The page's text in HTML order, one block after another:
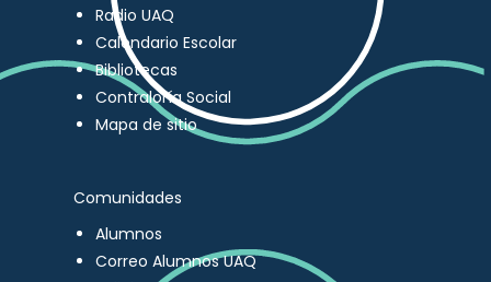
Radio UAQ
Calendario Escolar
Bibliotecas
Contraloría Social
Mapa de sitio
Comunidades
Alumnos
Correo Alumnos UAQ